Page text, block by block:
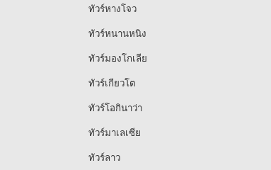
ทัวร์หางโจว
ทัวร์หนานหนิง
ทัวร์มองโกเลีย
ทัวร์เกียวโต
ทัวร์โอกินาว่า
ทัวร์มาเลเซีย
ทัวร์ลาว